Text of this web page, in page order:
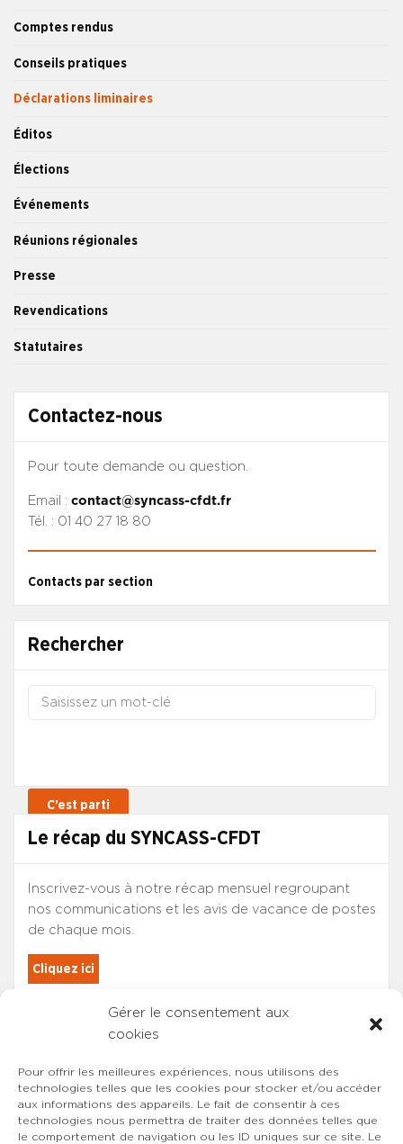
Gérer le consentement aux
cookies
Pour offrir les meilleures expériences, nous utilisons des
technologies telles que les cookies pour stocker et/ou accéder
aux informations des appareils. Le fait de consentir à ces
technologies nous permettra de traiter des données telles que
le comportement de navigation ou les ID uniques sur ce site. Le
Comptes rendus
Conseils pratiques
Déclarations liminaires
Éditos
Élections
Événements
Réunions régionales
Presse
Revendications
Statutaires
Contactez-nous
Pour toute demande ou question.
Email : contact@syncass-cfdt.fr
Tél. : 01 40 27 18 80
Contacts par section
Rechercher
Le récap du SYNCASS-CFDT
Inscrivez-vous à notre récap mensuel regroupant
nos communications et les avis de vacance de postes
de chaque mois.
Cliquez ici
Les adhérents du SYNCASS-CFDT
sont automatiquement inscrits.